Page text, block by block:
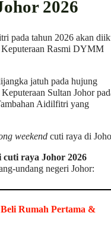
2026
pada tahun 2026 akan
Keputeraan Rasmi DYMM
jatuh pada hujung
Sultan Johor
Aidilfitri yang
weekend cuti raya di
cuti raya Johor 2026
undang negeri Johor:
Rumah Pertama &